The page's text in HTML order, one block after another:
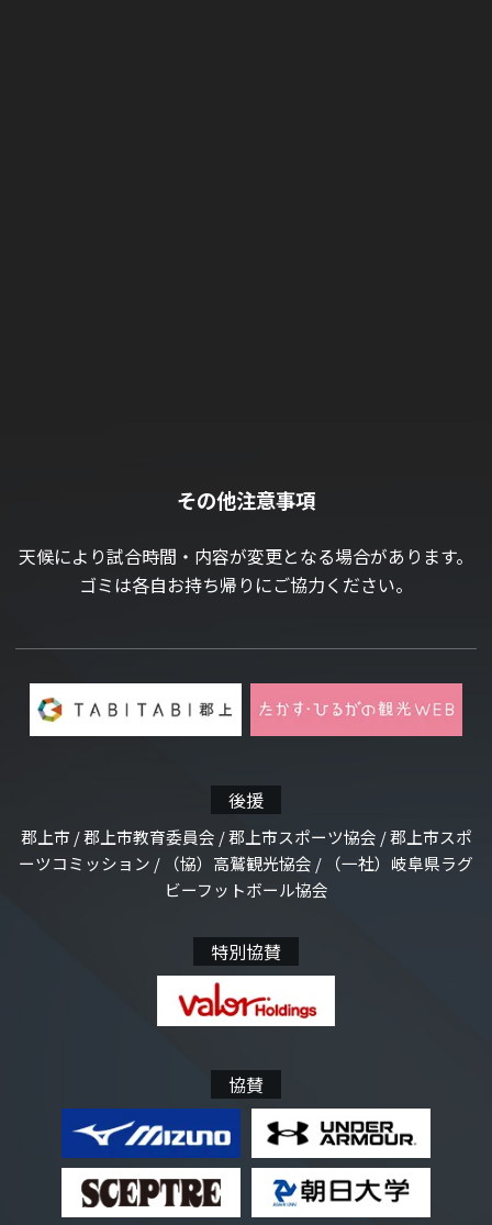
その他注意事項
天候により試合時間・内容が変更となる場合があります。
ゴミは各自お持ち帰りにご協力ください。
後援
郡上市 / 郡上市教育委員会 / 郡上市スポーツ協会 / 郡上市スポ
ーツコミッション / （協）高鷲観光協会 / （一社）岐阜県ラグ
ビーフットボール協会
特別協賛
協賛